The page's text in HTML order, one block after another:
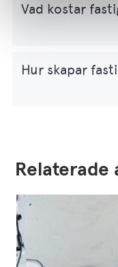
Vad kostar
Hur skapar